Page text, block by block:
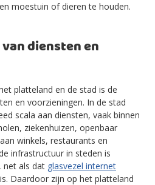
moestuin of dieren te houden.
diensten en
platteland en de stad is de
en voorzieningen. In de stad
scala aan diensten, vaak binnen
ziekenhuizen, openbaar
winkels, restaurants en
infrastructuur in steden is
net als dat glasvezel internet
Daardoor zijn op het platteland